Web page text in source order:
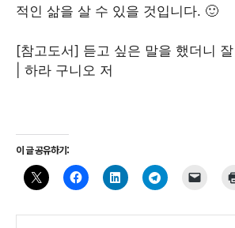
적인 삶을 살 수 있을 것입니다. 🙂
[참고도서] 듣고 싶은 말을 했더니
| 하라 구니오 저
이 글 공유하기: